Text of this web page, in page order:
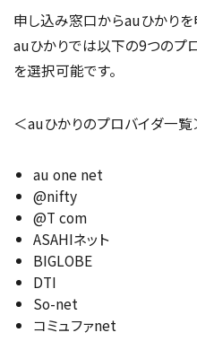
申し込み窓口からauひかりを
auひかりでは以下の9つのプ
を選択可能です。
＜auひかりのプロバイダ一覧
au one net
@nifty
@T com
ASAHIネット
BIGLOBE
DTI
So-net
コミュファnet